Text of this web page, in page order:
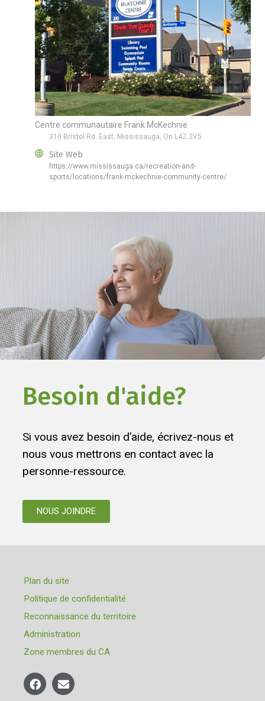
Centre communautaire Frank McKechnie
310 Bristol Rd. East, Mississauga, On L4Z 2V5
Site Web
https://www.mississauga.ca/recreation-and-
sports/locations/frank-mckechnie-community-centre/
Besoin d'aide?
Si vous avez besoin d’aide, écrivez-nous et
nous vous mettrons en contact avec la
personne-ressource.
NOUS JOINDRE
Plan du site
Politique de confidentialité
Reconnaissance du territoire
Administration
Zone membres du CA